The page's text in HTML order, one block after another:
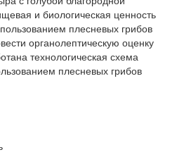
и биологическая ценность
плесневых грибов
органолептическую оценку
технологическая схема
плесневых грибов